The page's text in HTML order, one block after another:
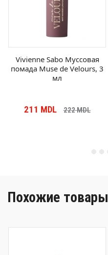
Vivienne Sabo Муссовая
помада Muse de Velours, 3
мл
211 MDL 222MDL
Похожие товары